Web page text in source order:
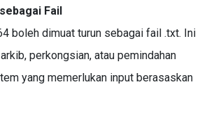
Fail
boleh dimuat turun sebagai fail .txt. Ini
perkongsian, atau pemindahan
yang memerlukan input berasaskan